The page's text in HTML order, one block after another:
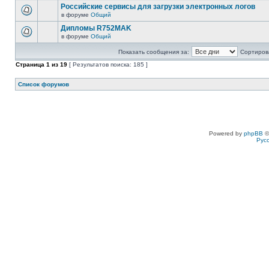
Российские сервисы для загрузки электронных логов
в форуме Общий
Дипломы R752MAK
в форуме Общий
Показать сообщения за:
Страница 1 из 19 [ Результатов поиска: 185 ]
Список форумов
Powered by phpBB